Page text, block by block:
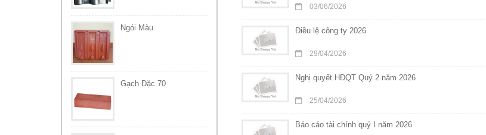
Ngói Màu
Gạch Đặc 70
03/06/2026
Điều lệ công ty 2026
29/04/2026
Nghị quyết HĐQT Quý 2 năm 2026
25/04/2026
Báo cáo tài chính quý I năm 2026